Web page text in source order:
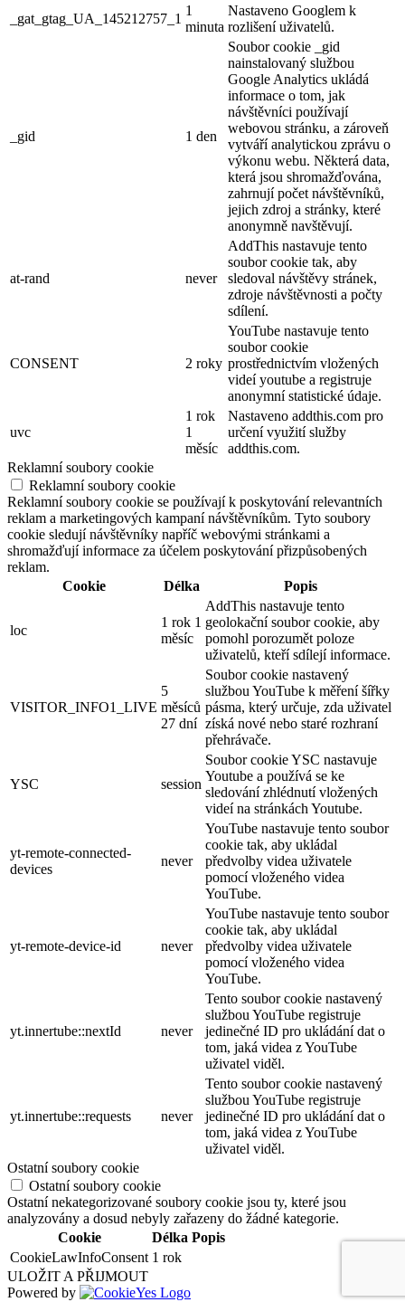
_gat_gtag_UA_145212757_1
1
minuta
Nastaveno Googlem k
rozlišení uživatelů.
_gid 1 den
Soubor cookie _gid
nainstalovaný službou
Google Analytics ukládá
informace o tom, jak
návštěvníci používají
webovou stránku, a zároveň
vytváří analytickou zprávu o
výkonu webu. Některá data,
která jsou shromažďována,
zahrnují počet návštěvníků,
jejich zdroj a stránky, které
anonymně navštěvují.
at-rand never
AddThis nastavuje tento
soubor cookie tak, aby
sledoval návštěvy stránek,
zdroje návštěvnosti a počty
sdílení.
CONSENT 2 roky
YouTube nastavuje tento
soubor cookie
prostřednictvím vložených
videí youtube a registruje
anonymní statistické údaje.
uvc
1 rok
1
měsíc
Nastaveno addthis.com pro
určení využití služby
addthis.com.
Reklamní soubory cookie
Reklamní soubory cookie
Reklamní soubory cookie se používají k poskytování relevantních
reklam a marketingových kampaní návštěvníkům. Tyto soubory
cookie sledují návštěvníky napříč webovými stránkami a
shromažďují informace za účelem poskytování přizpůsobených
reklam.
Cookie
Délka Popis
loc
1 rok 1
měsíc
AddThis nastavuje tento
geolokační soubor cookie, aby
pomohl porozumět poloze
uživatelů, kteří sdílejí informace.
VISITOR_INFO1_LIVE
5
měsíců
27 dní
Soubor cookie nastavený
službou YouTube k měření šířky
pásma, který určuje, zda uživatel
získá nové nebo staré rozhraní
přehrávače.
YSC session
Soubor cookie YSC nastavuje
Youtube a používá se ke
sledování zhlédnutí vložených
videí na stránkách Youtube.
yt-remote-connected-
devices
never
YouTube nastavuje tento soubor
cookie tak, aby ukládal
předvolby videa uživatele
pomocí vloženého videa
YouTube.
yt-remote-device-id never
YouTube nastavuje tento soubor
cookie tak, aby ukládal
předvolby videa uživatele
pomocí vloženého videa
YouTube.
yt.innertube::nextId never
Tento soubor cookie nastavený
službou YouTube registruje
jedinečné ID pro ukládání dat o
tom, jaká videa z YouTube
uživatel viděl.
yt.innertube::requests never
Tento soubor cookie nastavený
službou YouTube registruje
jedinečné ID pro ukládání dat o
tom, jaká videa z YouTube
uživatel viděl.
Ostatní soubory cookie
Ostatní soubory cookie
Ostatní nekategorizované soubory cookie jsou ty, které jsou
analyzovány a dosud nebyly zařazeny do žádné kategorie.
Cookie
Délka Popis
CookieLawInfoConsent 1 rok
ULOŽIT A PŘIJMOUT
Powered by